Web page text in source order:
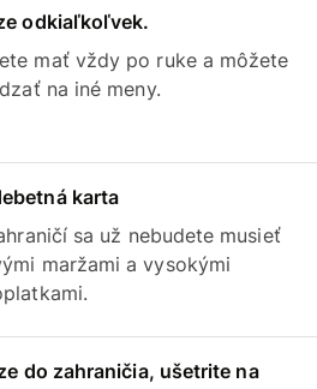
odkiaľkoľvek.
mať vždy po ruke a môžete
na iné meny.
karta
sa už nebudete musieť
maržami a vysokými
do zahraničia, ušetrite na